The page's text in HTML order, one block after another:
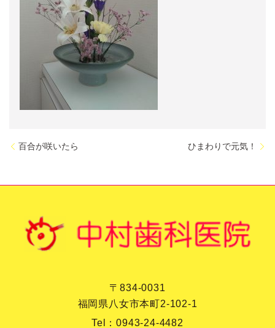
百合が咲いたら ひまわりで元気！
〒834-0031
福岡県八女市本町2-102-1
Tel：0943-24-4482